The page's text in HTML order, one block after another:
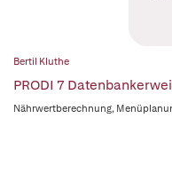
Bertil Kluthe
PRODI 7
Nährwertberechnung,